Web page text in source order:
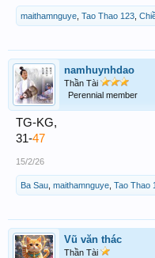
maithamnguye Tao Thao 123
namhuynhdao
Thần Tài
Perennial member
TG-KG,
31-47
15/2/26
Ba Sau maithamnguye Tao Thao
Vũ văn thác
Thần Tài